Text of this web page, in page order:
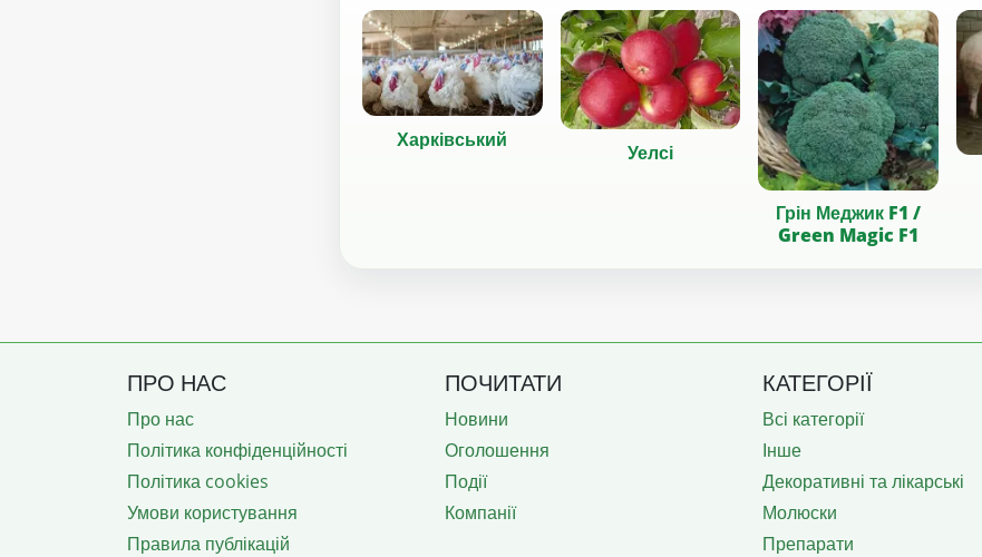
Харківський
Уелсі
Грін Меджик F1 /
Green Magic F1
ПРО НАС
Про нас
Політика конфіденційності
Політика cookies
Умови користування
Правила публікацій
ПОЧИТАТИ
Новини
Оголошення
Події
Компанії
КАТЕГОРІЇ
Всі категорії
Інше
Декоративні та лікарські
Молюски
Препарати